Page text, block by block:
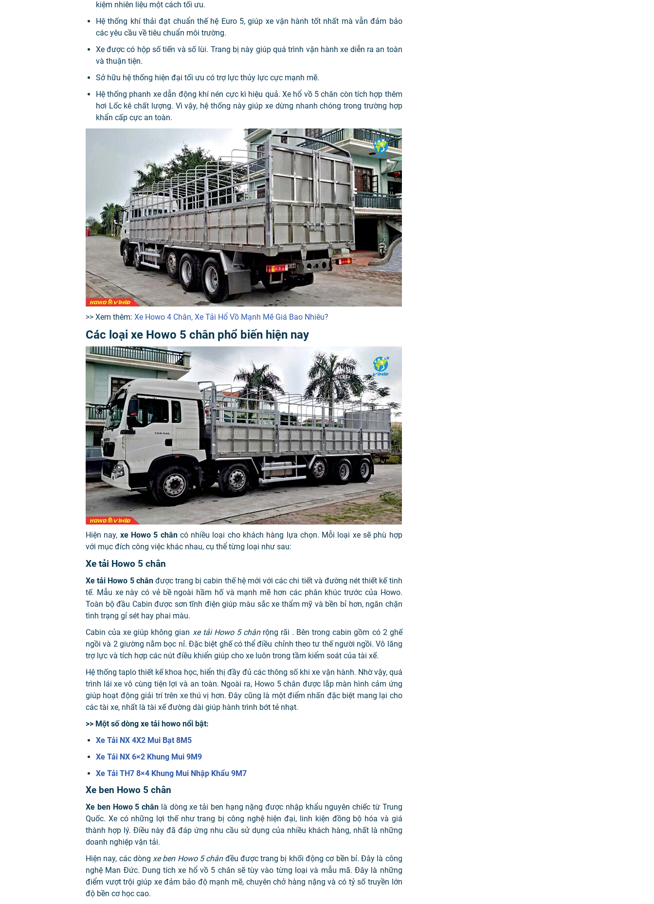
kiệm nhiên liệu một cách tối ưu.
Hệ thống khí thải đạt chuẩn thế hệ Euro 5, giúp xe vận hành tốt nhất mà vẫn đảm bảo
các yêu cầu về tiêu chuẩn môi trường.
Xe được có hộp số tiến và số lùi. Trang bị này giúp quá trình vận hành xe diễn ra an toàn
và thuận tiện.
Sở hữu hệ thống hiện đại tối ưu có trợ lực thủy lực cực mạnh mẽ.
Hệ thống phanh xe dẫn động khí nén cực kì hiệu quả. Xe hổ vồ 5 chân còn tích hợp thêm
hơi Lốc kê chất lượng. Vì vậy, hệ thống này giúp xe dừng nhanh chóng trong trường hợp
khẩn cấp cực an toàn.
>> Xem thêm: Xe Howo 4 Chân, Xe Tải Hổ Vồ Mạnh Mẽ Giá Bao Nhiêu?
Các loại xe Howo 5 chân phổ biến hiện nay
Hiện nay, xe Howo 5 châncó nhiều loại cho khách hàng lựa chọn. Mỗi loại xe sẽ phù hợp
với mục đích công việc khác nhau, cụ thể từng loại như sau:
Xe tải Howo 5 chân
Xe tải Howo 5 chânđược trang bị cabin thế hệ mới với các chi tiết và đường nét thiết kế tinh
tế. Mẫu xe này có vẻ bề ngoài hầm hố và mạnh mẽ hơn các phân khúc trước của Howo.
Toàn bộ đầu Cabin được sơn tĩnh điện giúp màu sắc xe thẩm mỹ và bền bỉ hơn, ngăn chặn
tình trạng gỉ sét hay phai màu.
Cabin của xe giúp không gian xe tải Howo 5 chânrộng rãi . Bên trong cabin gồm có 2 ghế
ngồi và 2 giường nằm bọc nỉ. Đặc biệt ghế có thể điều chỉnh theo tư thế người ngồi. Vô lăng
trợ lực và tích hợp các nút điều khiển giúp cho xe luôn trong tầm kiểm soát của tài xế.
Hệ thống taplo thiết kế khoa học, hiển thị đầy đủ các thông số khi xe vận hành. Nhờ vậy, quá
trình lái xe vô cùng tiện lợi và an toàn. Ngoài ra, Howo 5 chân được lắp màn hình cảm ứng
giúp hoạt động giải trí trên xe thú vị hơn. Đây cũng là một điểm nhấn đặc biệt mang lại cho
các tài xe, nhất là tài xế đường dài giúp hành trình bớt tẻ nhạt.
>> Một số dòng xe tải howo nổi bật:
Xe Tải NX 4X2 Mui Bạt 8M5
Xe Tải NX 6×2 Khung Mui 9M9
Xe Tải TH7 8×4 Khung Mui Nhập Khẩu 9M7
Xe ben Howo 5 chân
Xe ben Howo 5 chân là dòng xe tải ben hạng nặng được nhập khẩu nguyên chiếc từ Trung
Quốc. Xe có những lợi thế như trang bị công nghệ hiện đại, linh kiện đồng bộ hóa và giá
thành hợp lý. Điều này đã đáp ứng nhu cầu sử dụng của nhiều khách hàng, nhất là những
doanh nghiệp vận tải.
Hiện nay, các dòngxe ben Howo 5 chânđều được trang bị khối động cơ bền bỉ. Đây là công
nghệ Man Đức. Dung tích xe hổ vồ 5 chân sẽ tùy vào từng loại và mẫu mã. Đây là những
điểm vượt trội giúp xe đảm bảo độ mạnh mẽ, chuyên chở hàng nặng và có tỷ số truyền lớn
độ bền cơ học cao.